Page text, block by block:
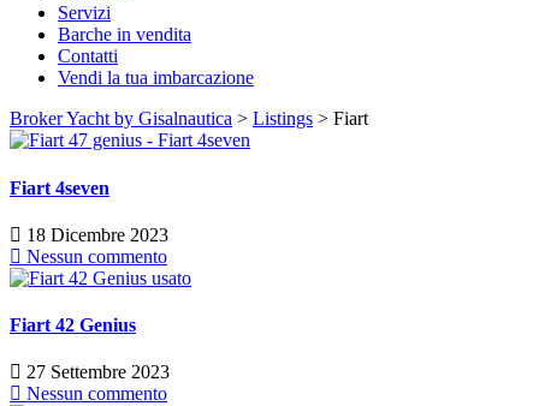
Servizi
Barche in vendita
Contatti
Vendi la tua imbarcazione
Broker Yacht by Gisalnautica > Listings > Fiart
Fiart 4seven
18 Dicembre 2023
Nessun commento
Fiart 42 Genius
27 Settembre 2023
Nessun commento